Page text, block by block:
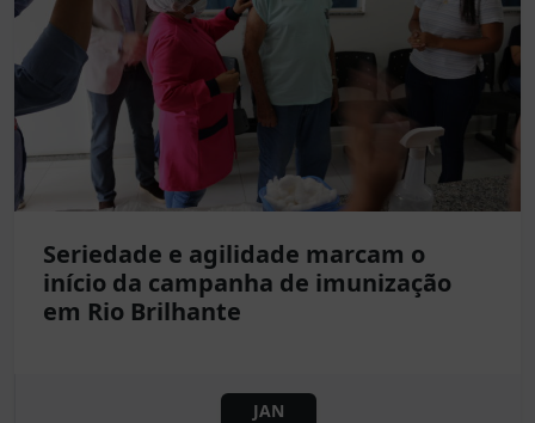
Seriedade e agilidade marcam o
início da campanha de imunização
em Rio Brilhante
JAN